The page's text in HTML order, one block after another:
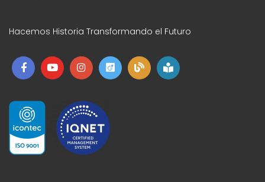
Hacemos Historia Transformando el Futuro